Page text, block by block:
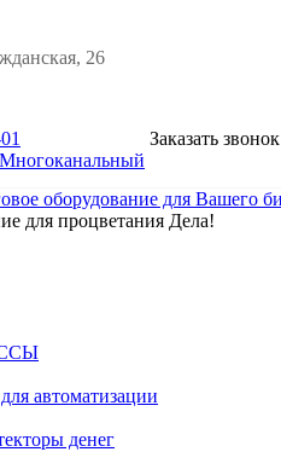
26
Многоканальный
Заказать звонок
для процветания Дела!
автоматизации
денег